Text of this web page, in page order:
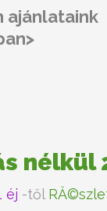
ajánlataink
nélkül
éj -től